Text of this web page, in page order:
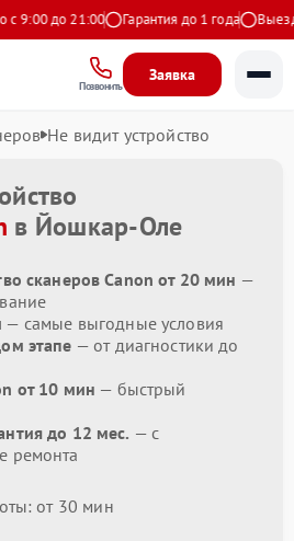
до 21:00 Гарантия до 1 года Выезд
Позвонить
Заявка
Не видит устройство
в Йошкар-Оле
сканеров Canon от 20 мин —
— самые выгодные условия
этапе — от диагностики до
от 10 мин — быстрый
до 12 мес. — с
ремонта
от 30 мин